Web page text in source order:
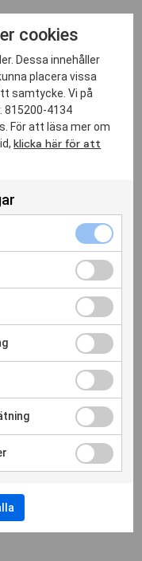
cookies
Dessa innehåller
placera vissa
samtycke. Vi på
815200-4134
För att läsa mer om
klicka här för att